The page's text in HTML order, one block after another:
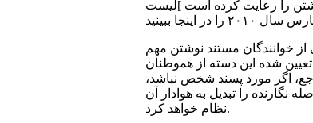
از آنها اصل مراجع معتبر داشتن را رعایت کرده است ]لیست
خوانندگان مستند نوشتن مهم
شده این دسته از هموطنان
اگر مورد پسند شخص نباشد،
نگارنده را تبدیل به هوادار آن
نظام خواهد کرد.